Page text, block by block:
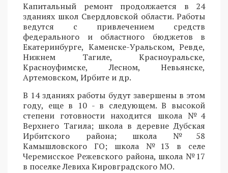
Капитальный ремонт продолжается в 24
зданиях школ Свердловской области. Работы
ведутся с привлечением средств
федерального и областного бюджетов в
Екатеринбурге, Каменске-Уральском, Ревде,
Нижнем Тагиле, Красноуральске,
Красноуфимске, Лесном, Невьянске,
Артемовском, Ирбите и др.
В 14 зданиях работы будут завершены в этом
году, еще в 10 - в следующем. В высокой
степени готовности находится школа №4
Верхнего Тагила; школа в деревне Дубская
Ирбитского района; школа №58
Камышловского ГО; школа №13 в селе
Черемисское Режевского района, школа №17
в поселке Левиха Кировградского МО.